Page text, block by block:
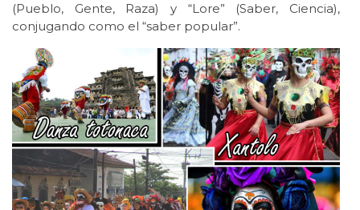
(Pueblo, Gente, Raza) y “Lore” (Saber, Ciencia),
conjugando como el “saber popular”.